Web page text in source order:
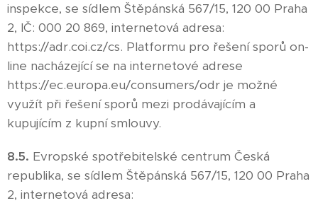
inspekce, se sídlem Štěpánská 567/15, 120 00 Praha
2, IČ: 000 20 869, internetová adresa:
https://adr.coi.cz/cs. Platformu pro řešení sporů on-
line nacházející se na internetové adrese
https://ec.europa.eu/consumers/odr je možné
využít při řešení sporů mezi prodávajícím a
kupujícím z kupní smlouvy.
8.5. Evropské spotřebitelské centrum Česká
republika, se sídlem Štěpánská 567/15, 120 00 Praha
2, internetová adresa: